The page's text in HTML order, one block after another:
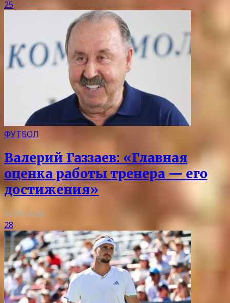
25
ФУТБОЛ
Валерий Газзаев: «Главная
оценка работы тренера — его
достижения»
06.08.2026
28